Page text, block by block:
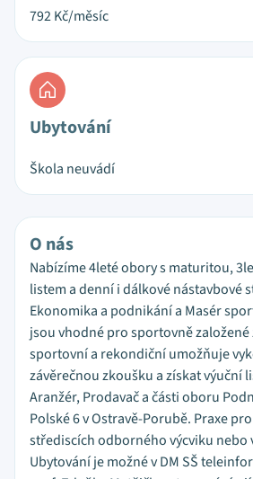
792Kč/měsíc
Ubytování
Škola neuvádí
O nás
Nabízíme 4leté obory s maturitou,
listem a denní i dálkové nástavbové
Ekonomika a podnikání a Masér
jsou vhodné pro sportovně založené
sportovní a rekondiční umožňuje
závěrečnou zkoušku a získat výuční
Aranžér, Prodavač a části oboru
Polské 6 v Ostravě-Porubě. Praxe
střediscích odborného výcviku nebo
Ubytování je možné v DM SŠ